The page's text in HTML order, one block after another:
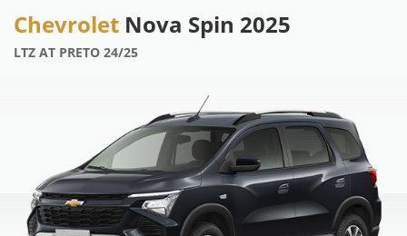
Chevrolet Nova Spin 2025
LTZ AT PRETO 24/25